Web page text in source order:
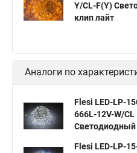
Y/CL-F(Y)
клип лайт
Аналоги по
Flesi LED-LP-
666L-12V-W/CL
Светодиодный
Flesi LED-LP-